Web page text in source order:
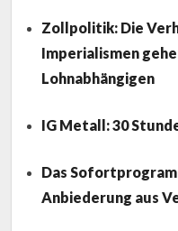
Zollpolitik: Die
Imperialismen
Lohnabhängigen
IG Metall: 30
Das
Anbiederung aus